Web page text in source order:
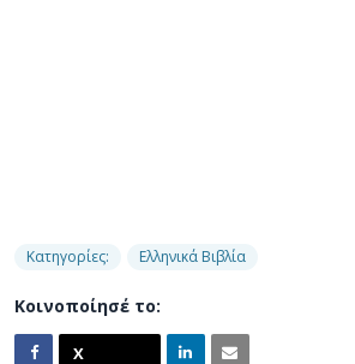
Κατηγορίες: Ελληνικά Βιβλία
Κοινοποίησέ το: